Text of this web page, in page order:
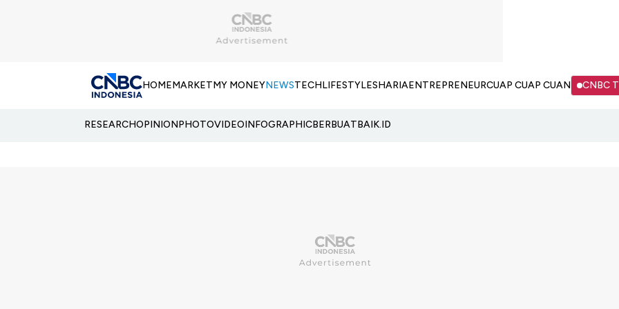
HOMEMARKETMY MONEYNEWSTECHLIFESTYLESHARIAENTREPRENEURCUAP CUAP CUAN CNBC
RESEARCHOPINIONPHOTOVIDEOINFOGRAPHICBERBUATBAIK.ID